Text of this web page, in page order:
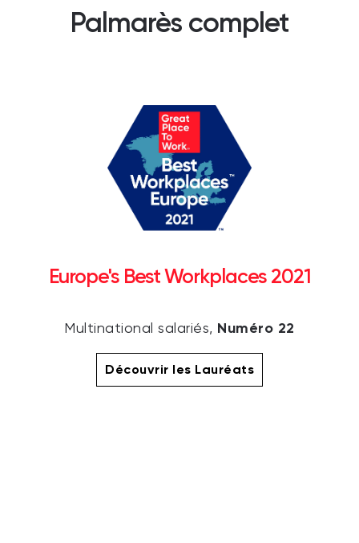
Palmarès complet
Europe's Best Workplaces 2021
Multinational salariés, Numéro 22
Découvrir les Lauréats